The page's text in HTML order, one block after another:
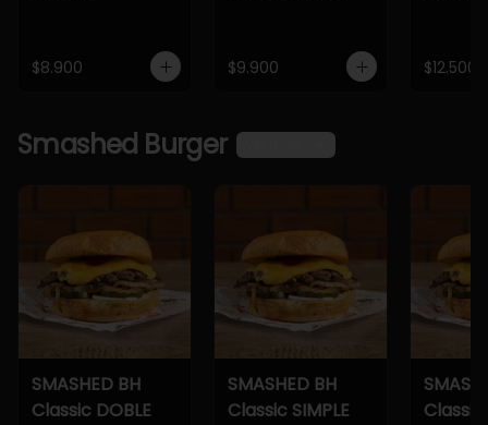
$8.900 $9.900 $12.500
Smashed Burger
SMASHED BH
Classic DOBLE
SMASHED BH
Classic SIMPLE
Classic